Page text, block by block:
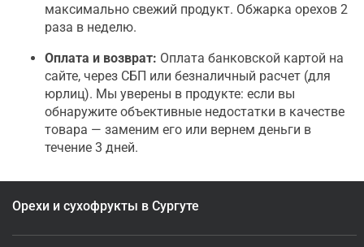
максимально свежий продукт. Обжарка орехов 2
раза в неделю.
Оплата и возврат: Оплата банковской картой на
сайте, через СБП или безналичный расчет (для
юрлиц). Мы уверены в продукте: если вы
обнаружите объективные недостатки в качестве
товара — заменим его или вернем деньги в
течение 3 дней.
Орехи и сухофрукты в Сургуте